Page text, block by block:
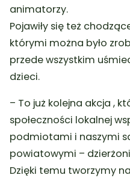
animatorzy.
Pojawiły się też
którymi można było
przede wszystkim
dzieci.
– To już kolejna akcja ,
społeczności lokalnej
podmiotami i naszymi
powiatowymi –
Dzięki temu tworzymy